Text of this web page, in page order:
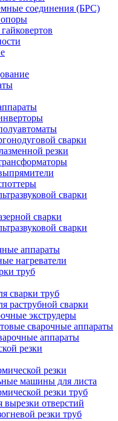
соединения (БРС)
сварки
резки
сварки
сварки
сварки
аппараты
нагреватели
труб
сварки труб
раструбной сварки
экструдеры
сварочные аппараты
аппараты
резки
резки
машины для листа
резки труб
отверстий
резки труб